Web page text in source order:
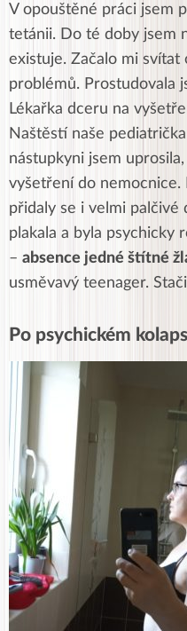
V opouštěné práci jsem
tetánii. Do té doby jsem
existuje. Začalo mi svítat
problémů. Prostudovala
Lékařka dceru na
Naštěstí naše
nástupkyni jsem
vyšetření do nemocnice.
přidaly se i velmi palčivé
plakala a byla psychicky
– absence jedné štítné
usměvavý teenager.
Po psychickém